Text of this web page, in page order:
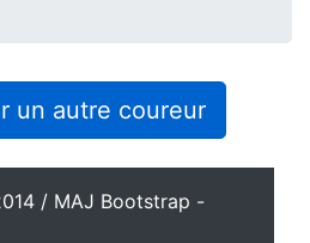
un autre coureur
/ MAJ Bootstrap -